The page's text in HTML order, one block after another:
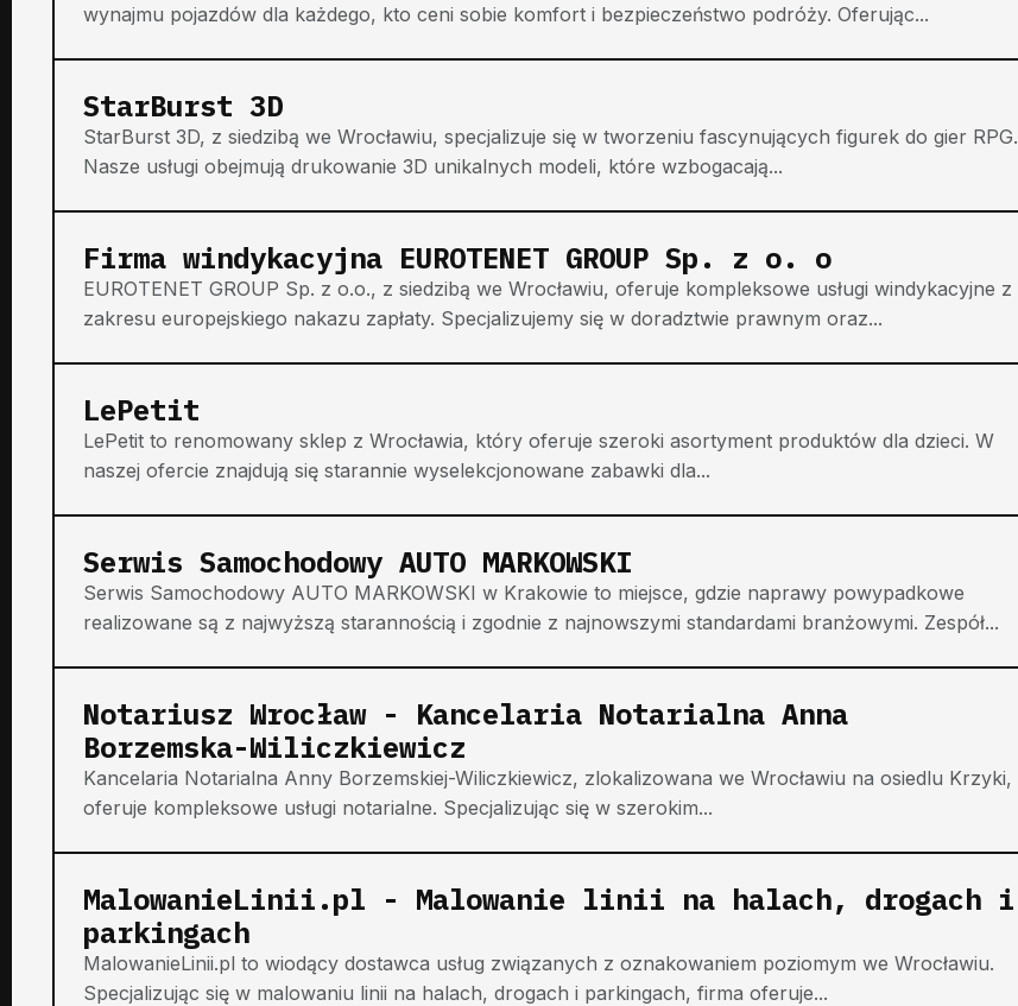
wynajmu pojazdów dla każdego, kto ceni sobie komfort i bezpieczeństwo podróży. Oferując...
StarBurst 3D
StarBurst 3D, z siedzibą we Wrocławiu, specjalizuje się w tworzeniu fascynujących figurek do gier RPG.
Nasze usługi obejmują drukowanie 3D unikalnych modeli, które wzbogacają...
Firma windykacyjna EUROTENET GROUP Sp. z o. o
EUROTENET GROUP Sp. z o.o., z siedzibą we Wrocławiu, oferuje kompleksowe usługi windykacyjne z
zakresu europejskiego nakazu zapłaty. Specjalizujemy się w doradztwie prawnym oraz...
LePetit
LePetit to renomowany sklep z Wrocławia, który oferuje szeroki asortyment produktów dla dzieci. W
naszej ofercie znajdują się starannie wyselekcjonowane zabawki dla...
Serwis Samochodowy AUTO MARKOWSKI
Serwis Samochodowy AUTO MARKOWSKI w Krakowie to miejsce, gdzie naprawy powypadkowe
realizowane są z najwyższą starannością i zgodnie z najnowszymi standardami branżowymi. Zespół...
Notariusz Wrocław - Kancelaria Notarialna Anna
Borzemska-Wiliczkiewicz
Kancelaria Notarialna Anny Borzemskiej-Wiliczkiewicz, zlokalizowana we Wrocławiu na osiedlu Krzyki,
oferuje kompleksowe usługi notarialne. Specjalizując się w szerokim...
MalowanieLinii.pl - Malowanie linii na halach, drogach i
parkingach
MalowanieLinii.pl to wiodący dostawca usług związanych z oznakowaniem poziomym we Wrocławiu.
Specjalizując się w malowaniu linii na halach, drogach i parkingach, firma oferuje...